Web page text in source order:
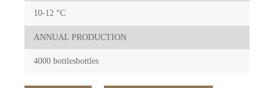
10-12 °C
ANNUAL PRODUCTION
4000 bottlesbottles